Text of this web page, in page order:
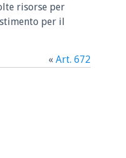
risorse per
per il
« Art. 672